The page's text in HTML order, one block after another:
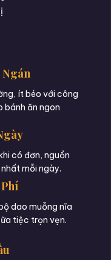
ít béo với công
bánh ăn ngon
có đơn, nguồn
mỗi ngày.
dao muỗng nĩa
tiệc trọn vẹn.